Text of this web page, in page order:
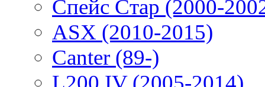
Спейс Стар (2000-
ASX (2010-2015)
Canter (89-)